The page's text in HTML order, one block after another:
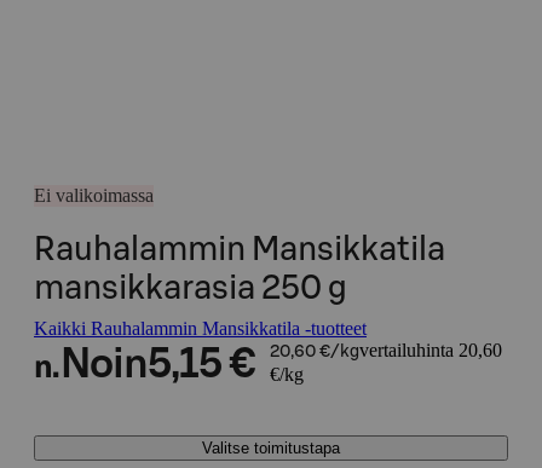
Ei valikoimassa
Rauhalammin Mansikkatila
mansikkarasia 250 g
Kaikki Rauhalammin Mansikkatila -tuotteet
n. Noin5,15 € 20,60 €/kgvertailuhinta 20,60
€/kg
Valitse toimitustapa